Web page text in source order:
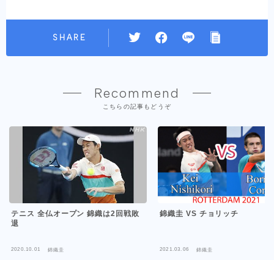
SHARE
Recommend
こちらの記事もどうぞ
テニス 全仏オープン 錦織は2回戦敗
退
2020.10.01 錦織圭
錦織圭 VS チョリッチ
2021.03.06 錦織圭